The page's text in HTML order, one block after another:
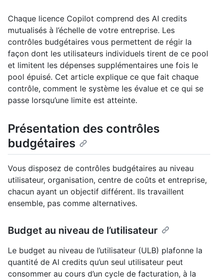
Chaque licence Copilot comprend des AI credits
mutualisés à l’échelle de votre entreprise. Les
contrôles budgétaires vous permettent de régir la
façon dont les utilisateurs individuels tirent de ce pool
et limitent les dépenses supplémentaires une fois le
pool épuisé. Cet article explique ce que fait chaque
contrôle, comment le système les évalue et ce qui se
passe lorsqu’une limite est atteinte.
Présentation des contrôles
budgétaires
Vous disposez de contrôles budgétaires au niveau
utilisateur, organisation, centre de coûts et entreprise,
chacun ayant un objectif différent. Ils travaillent
ensemble, pas comme alternatives.
Budget au niveau de l’utilisateur
Le budget au niveau de l’utilisateur (ULB) plafonne la
quantité de AI credits qu’un seul utilisateur peut
consommer au cours d’un cycle de facturation, à la